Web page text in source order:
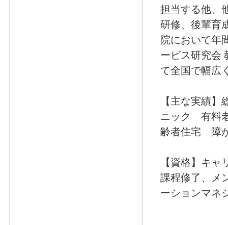
担当する他、
研修、後輩育
院において年
ービス研究会
て全国で幅広
【主な実績
ニック 有料
齢者住宅 障
【資格】キ
課程修了、メ
ーションマネ